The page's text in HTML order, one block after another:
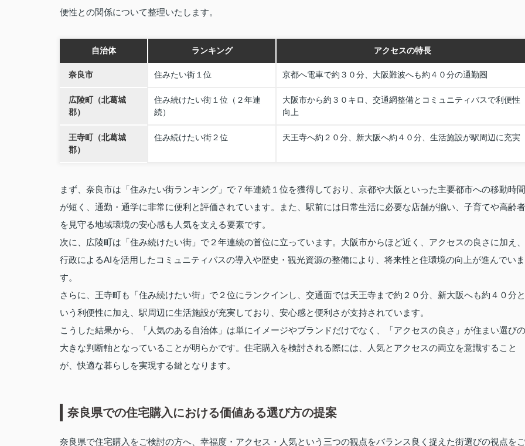
便性との関係について整理いたします。
自治体 ランキング アクセスの特長
奈良市 住みたい街１位 京都へ電車で約３０分、大阪難波へも約４０分の通勤圏
広陵町（北葛城
郡）
住み続けたい街１位（２年連
続）
大阪市から約３０キロ、交通網整備とコミュニティバスで利便性
向上
王寺町（北葛城
郡）
住み続けたい街２位 天王寺へ約２０分、新大阪へ約４０分、生活施設が駅周辺に充実
まず、奈良市は「住みたい街ランキング」で７年連続１位を獲得しており、京都や大阪といった主要都市への移動時間
が短く、通勤・通学に非常に便利と評価されています。また、駅前には日常生活に必要な店舗が揃い、子育てや高齢者
を見守る地域環境の安心感も人気を支える要素です。
次に、広陵町は「住み続けたい街」で２年連続の首位に立っています。大阪市からほど近く、アクセスの良さに加え、
行政によるAIを活用したコミュニティバスの導入や歴史・観光資源の整備により、将来性と住環境の向上が進んでいま
す。
さらに、王寺町も「住み続けたい街」で２位にランクインし、交通面では天王寺まで約２０分、新大阪へも約４０分と
いう利便性に加え、駅周辺に生活施設が充実しており、安心感と便利さが支持されています。
こうした結果から、「人気のある自治体」は単にイメージやブランドだけでなく、「アクセスの良さ」が住まい選びの
大きな判断軸となっていることが明らかです。住宅購入を検討される際には、人気とアクセスの両立を意識すること
が、快適な暮らしを実現する鍵となります。
奈良県での住宅購入における価値ある選び方の提案
奈良県で住宅購入をご検討の方へ、幸福度・アクセス・人気という三つの観点をバランス良く捉えた街選びの視点をご